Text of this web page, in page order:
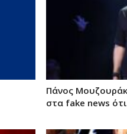
Πάνος
στα fake news